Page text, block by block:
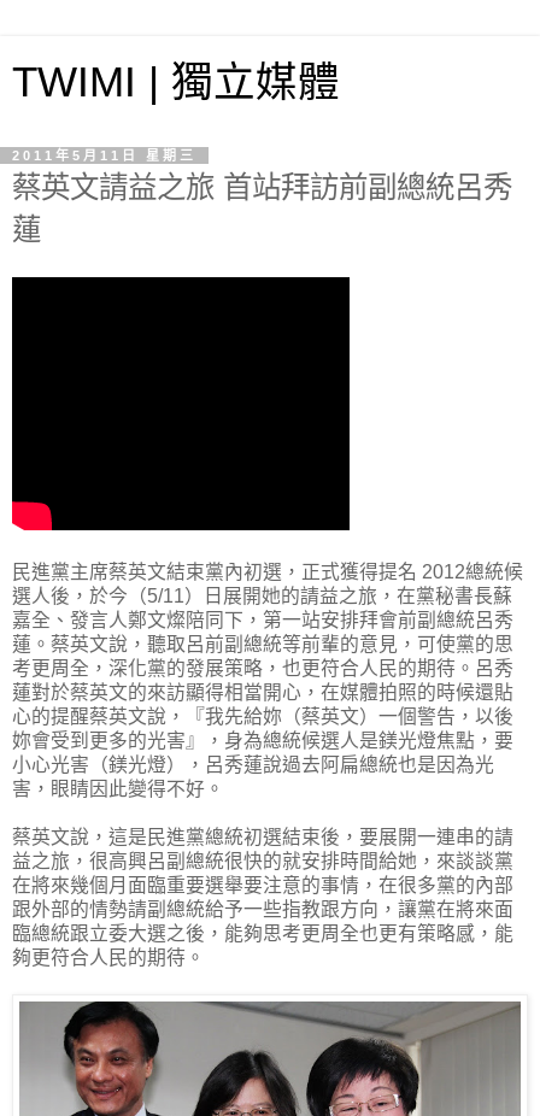
TWIMI | 獨立媒體
2011年5月11日 星期三
蔡英文請益之旅 首站拜訪前副總統呂秀
蓮
民進黨主席蔡英文結束黨內初選，正式獲得提名 2012總統候
選人後，於今（5/11）日展開她的請益之旅，在黨秘書長蘇
嘉全、發言人鄭文燦陪同下，第一站安排拜會前副總統呂秀
蓮。蔡英文說，聽取呂前副總統等前輩的意見，可使黨的思
考更周全，深化黨的發展策略，也更符合人民的期待。呂秀
蓮對於蔡英文的來訪顯得相當開心，在媒體拍照的時候還貼
心的提醒蔡英文說，『我先給妳（蔡英文）一個警告，以後
妳會受到更多的光害』，身為總統候選人是鎂光燈焦點，要
小心光害（鎂光燈），呂秀蓮說過去阿扁總統也是因為光
害，眼睛因此變得不好。
蔡英文說，這是民進黨總統初選結束後，要展開一連串的請
益之旅，很高興呂副總統很快的就安排時間給她，來談談黨
在將來幾個月面臨重要選舉要注意的事情，在很多黨的內部
跟外部的情勢請副總統給予一些指教跟方向，讓黨在將來面
臨總統跟立委大選之後，能夠思考更周全也更有策略感，能
夠更符合人民的期待。